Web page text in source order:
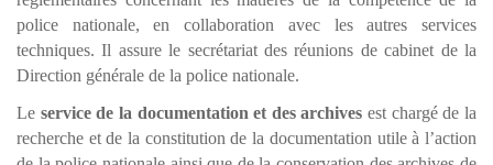
police nationale, en collaboration avec les autres services
techniques. Il assure le secrétariat des réunions de cabinet de la
Direction générale de la police nationale.
Le service de la documentation et des archives est chargé de la
recherche et de la constitution de la documentation utile à l’action